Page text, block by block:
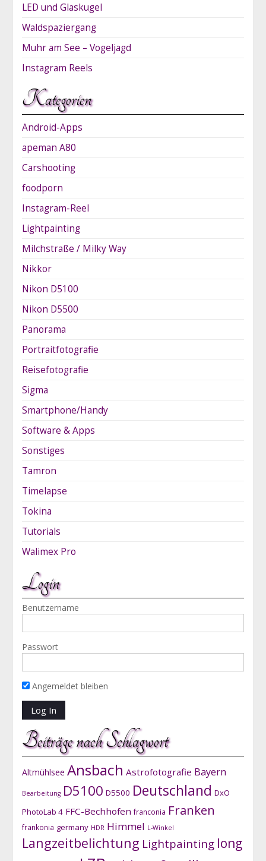
LED und Glaskugel
Waldspaziergang
Muhr am See – Vogeljagd
Instagram Reels
Kategorien
Android-Apps
apeman A80
Carshooting
foodporn
Instagram-Reel
Lightpainting
Milchstraße / Milky Way
Nikkor
Nikon D5100
Nikon D5500
Panorama
Portraitfotografie
Reisefotografie
Sigma
Smartphone/Handy
Software & Apps
Sonstiges
Tamron
Timelapse
Tokina
Tutorials
Walimex Pro
Login
Benutzername
Passwort
Angemeldet bleiben
Beiträge nach Schlagwort
Altmühlsee Ansbach Astrofotografie Bayern
Bearbeitung D5100 D5500 Deutschland DxO
PhotoLab 4 FFC-Bechhofen franconia Franken
frankonia germany HDR Himmel L-Winkel
Langzeitbelichtung Lightpainting long